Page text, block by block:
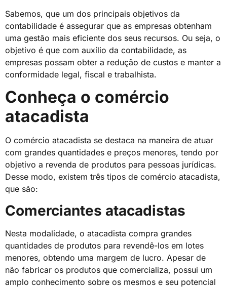
Sabemos, que um dos principais objetivos da
contabilidade é assegurar que as empresas obtenham
uma gestão mais eficiente dos seus recursos. Ou seja, o
objetivo é que com auxílio da contabilidade, as
empresas possam obter a redução de custos e manter a
conformidade legal, fiscal e trabalhista.
Conheça o comércio
atacadista
O comércio atacadista se destaca na maneira de atuar
com grandes quantidades e preços menores, tendo por
objetivo a revenda de produtos para pessoas jurídicas.
Desse modo, existem três tipos de comércio atacadista,
que são:
Comerciantes atacadistas
Nesta modalidade, o atacadista compra grandes
quantidades de produtos para revendê-los em lotes
menores, obtendo uma margem de lucro. Apesar de
não fabricar os produtos que comercializa, possui um
amplo conhecimento sobre os mesmos e seu potencial